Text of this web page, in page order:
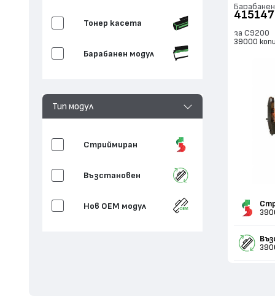
Тонер касета
Барабанен модул
Тип модул
Стриймиран
Възстановен
Нов ОЕМ модул
за C9200
39000